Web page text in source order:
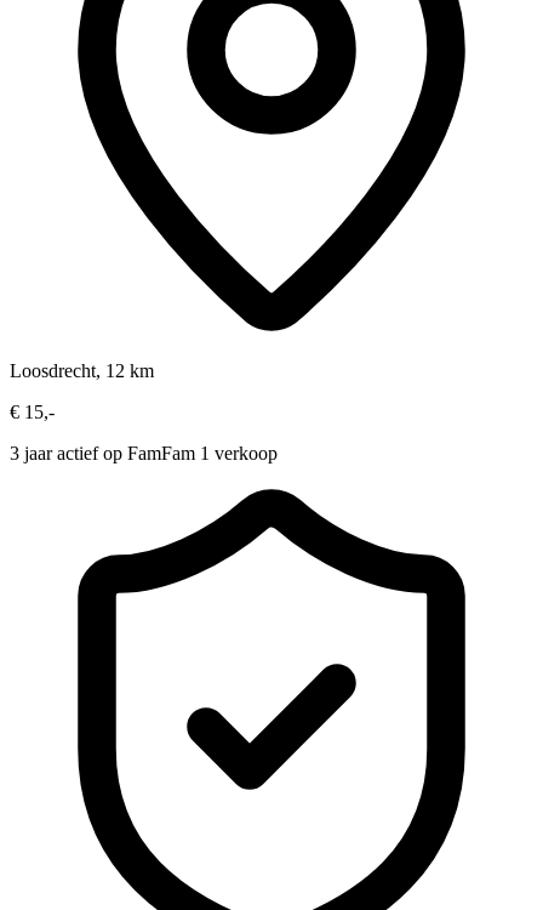
Loosdrecht, 12 km
€ 15,-
3 jaar actief op FamFam 1 verkoop